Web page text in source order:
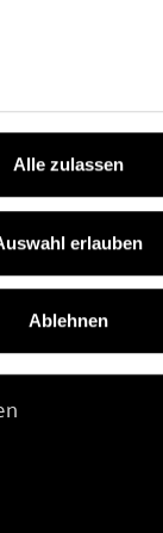
Alle zulassen
erlauben
Ablehnen